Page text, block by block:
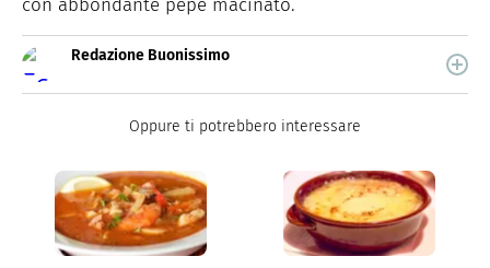
con abbondante pepe macinato.
Redazione Buonissimo
quale trovi idee veloci, facili e spiegate passo passo.
Oppure ti potrebbero interessare